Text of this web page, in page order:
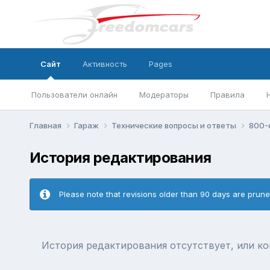
Сайт
Пользователи онлайн Модераторы Правила
Активность Pages
Главная Гараж Технические вопросы и ответы 800-
История редактирования
Please note that revisions older than 90 days are
История редактирования отсутствует, или